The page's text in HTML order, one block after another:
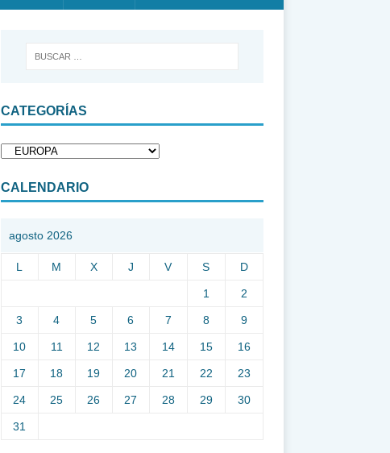
CATEGORÍAS
CALENDARIO
agosto 2026
L M X J V S D
1 2
3 4 5 6 7 8 9
10 11 12 13 14 15 16
17 18 19 20 21 22 23
24 25 26 27 28 29 30
31